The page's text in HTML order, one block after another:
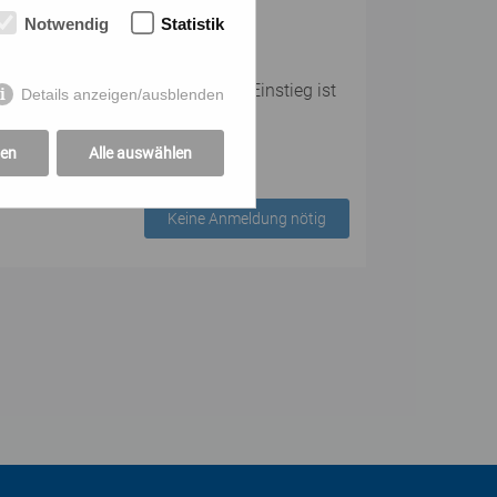
Teilnehmer:innenanzahl. Ein Einstieg ist
Keine Anmeldung nötig
Notwendig Statistik
Details anzeigen/ausblenden
Alle auswählen